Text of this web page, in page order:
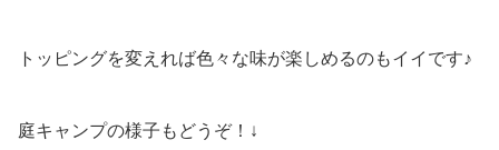
トッピングを変えれば色々な味が楽しめるのもイイです♪
庭キャンプの様子もどうぞ！↓